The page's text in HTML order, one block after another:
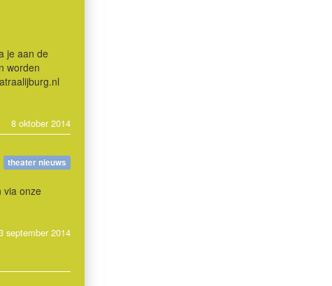
je aan de
worden
8 oktober 2014
theater nieuws
via onze
september 2014